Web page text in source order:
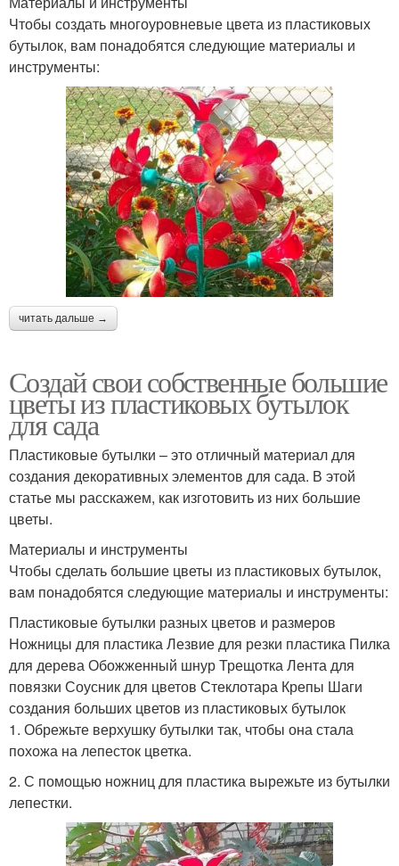
Чтобы создать многоуровневые цвета из пластиковых
бутылок, вам понадобятся следующие материалы и
инструменты:
читать дальше →
Создай свои собственные большие
цветы из пластиковых бутылок
для сада
Пластиковые бутылки – это отличный материал для
создания декоративных элементов для сада. В этой
статье мы расскажем, как изготовить из них большие
цветы.
Материалы и инструменты
Чтобы сделать большие цветы из пластиковых бутылок,
вам понадобятся следующие материалы и инструменты:
Пластиковые бутылки разных цветов и размеров
Ножницы для пластика Лезвие для резки пластика Пилка
для дерева Обожженный шнур Трещотка Лента для
повязки Соусник для цветов Стеклотара Крепы Шаги
создания больших цветов из пластиковых бутылок
1. Обрежьте верхушку бутылки так, чтобы она стала
похожа на лепесток цветка.
2. С помощью ножниц для пластика вырежьте из бутылки
лепестки.